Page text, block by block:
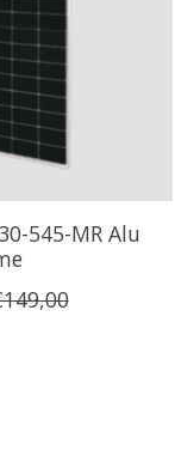
545-MR Alu